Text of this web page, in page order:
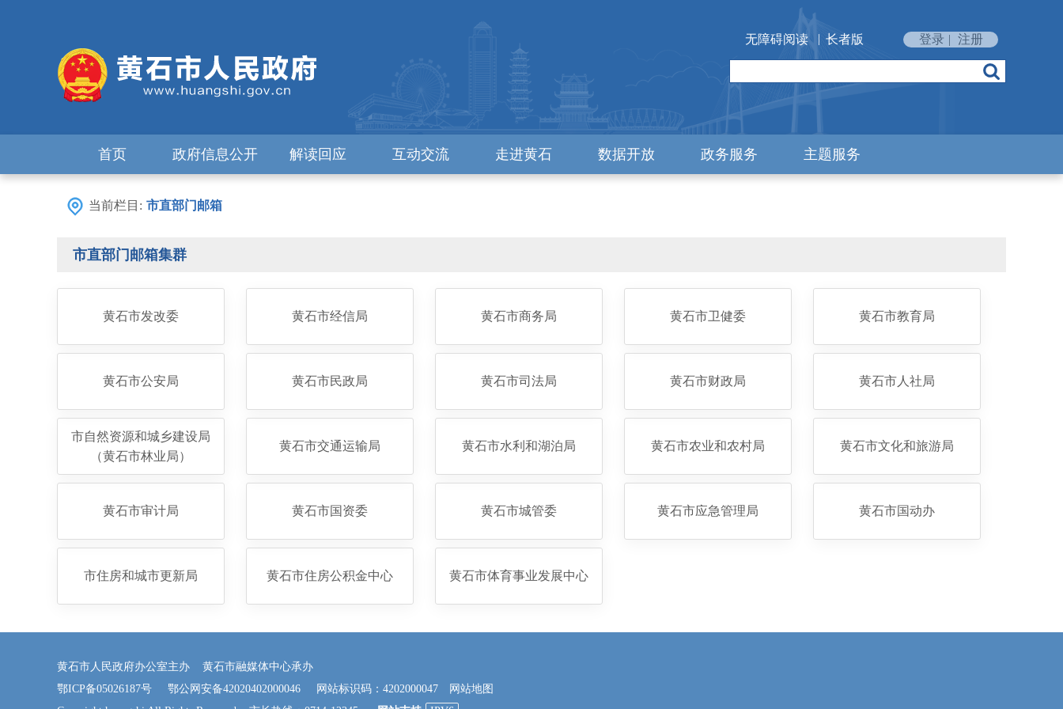
无障碍阅读 | 长者版 登录 | 注册
首页 政府信息公开 解读回应 互动交流 走进黄石 数据开放 政务服务 主题服务
当前栏目: 市直部门邮箱
市直部门邮箱集群
黄石市发改委 黄石市经信局 黄石市商务局 黄石市卫健委 黄石市教育局
黄石市公安局 黄石市民政局 黄石市司法局 黄石市财政局 黄石市人社局
市自然资源和城乡建设局
（黄石市林业局）
黄石市交通运输局 黄石市水利和湖泊局 黄石市农业和农村局 黄石市文化和旅游局
黄石市审计局 黄石市国资委 黄石市城管委 黄石市应急管理局 黄石市国动办
市住房和城市更新局 黄石市住房公积金中心 黄石市体育事业发展中心
黄石市人民政府办公室主办 黄石市融媒体中心承办
鄂ICP备05026187号
鄂公网安备42020402000046 网站标识码：4202000047
网站地图